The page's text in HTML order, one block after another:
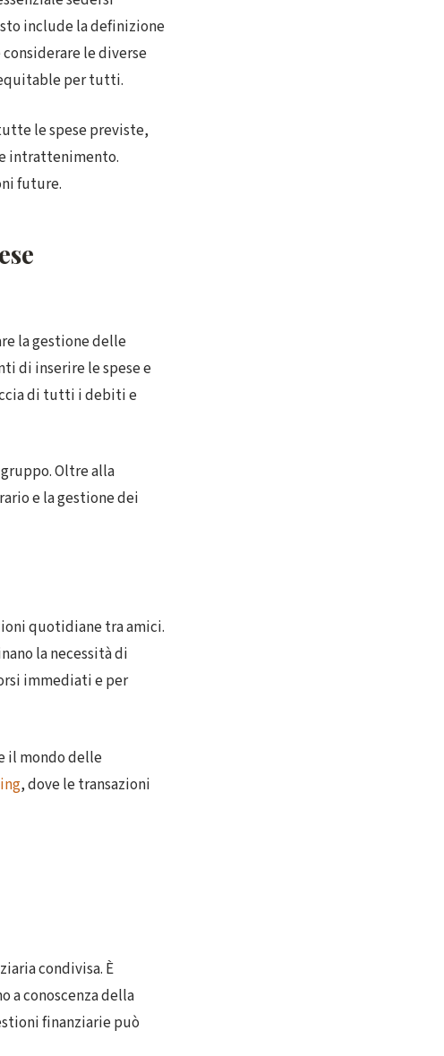
include la definizione
le diverse
per tutti.
le spese previste,
intrattenimento.
future.
la gestione delle
di inserire le spese e
di tutti i debiti e
Oltre alla
e la gestione dei
quotidiane tra amici.
la necessità di
immediati e per
il mondo delle
, dove le transazioni
condivisa. È
a conoscenza della
finanziarie può